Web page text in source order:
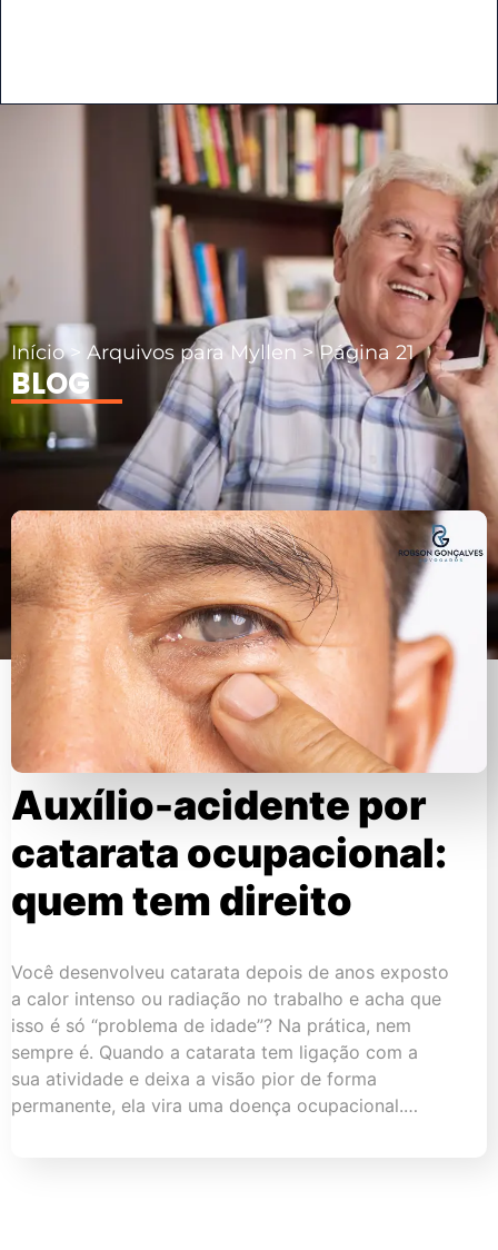
Início> Arquivos para Myllen >Página 21
BLOG
Auxílio-acidente por
catarata ocupacional:
quem tem direito
Você desenvolveu catarata depois de anos exposto
a calor intenso ou radiação no trabalho e acha que
isso é só “problema de idade”? Na prática, nem
sempre é. Quando a catarata tem ligação com a
sua atividade e deixa a visão pior de forma
permanente, ela vira uma doença ocupacional.…